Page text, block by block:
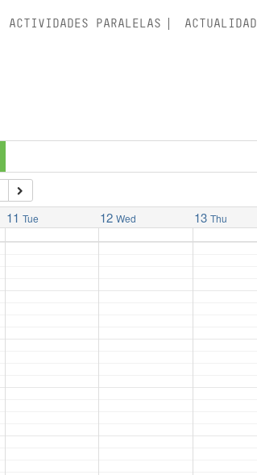
ACTIVIDADES PARALELAS ACTUALIDAD
11 Tue 12 Wed 13 Thu